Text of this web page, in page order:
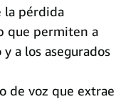
la pérdida
que permiten a
a los asegurados
de voz que extrae